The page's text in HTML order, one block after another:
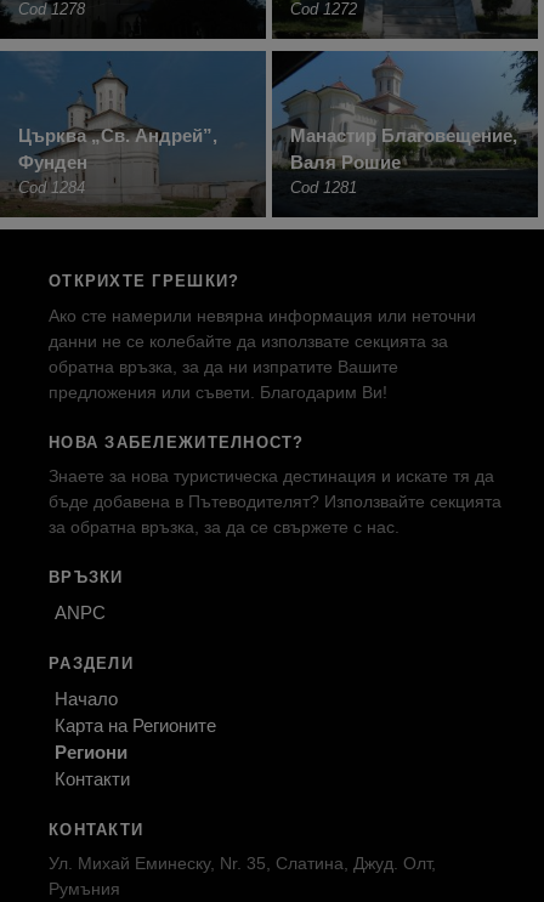
Cod 1278 Cod 1272
Църква „Св. Андрей”,
Фунден
Cod 1284
Манастир Благовещение,
Валя Рошие
Cod 1281
ОТКРИХТЕ ГРЕШКИ?
Ако сте намерили невярна информация или неточни
данни не се колебайте да използвате секцията за
обратна връзка, за да ни изпратите Вашите
предложения или съвети. Благодарим Ви!
НОВА ЗАБЕЛЕЖИТЕЛНОСТ?
Знаете за нова туристическа дестинация и искате тя да
бъде добавена в Пътеводителят? Използвайте секцията
за обратна връзка, за да се свържете с нас.
ВРЪЗКИ
ANPC
РАЗДЕЛИ
Начало
Карта на Регионите
Региони
Контакти
КОНТАКТИ
Ул. Михай Еминеску, Nr. 35, Слатина, Джуд. Олт,
Румъния